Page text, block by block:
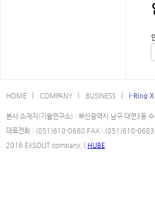
HOME l COMPANY l BUSINESS l i-Ring X
본사 소재지(기술연구소) : 부산광역시 남구 대연3동
대표전화 : (051)610-0680 FAX : (051)610-0683
2016 EXSOLIT company. | HUBE